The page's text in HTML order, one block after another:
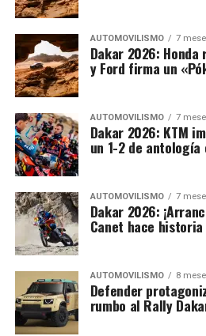
AUTOMOVILISMO 7
Dakar 2026:
y Ford firma un
AUTOMOVILISMO 7
Dakar 2026: KTM
un 1-2 de antología
AUTOMOVILISMO 7
Dakar 2026:
Canet hace
AUTOMOVILISMO 8
Defender
rumbo al Rally